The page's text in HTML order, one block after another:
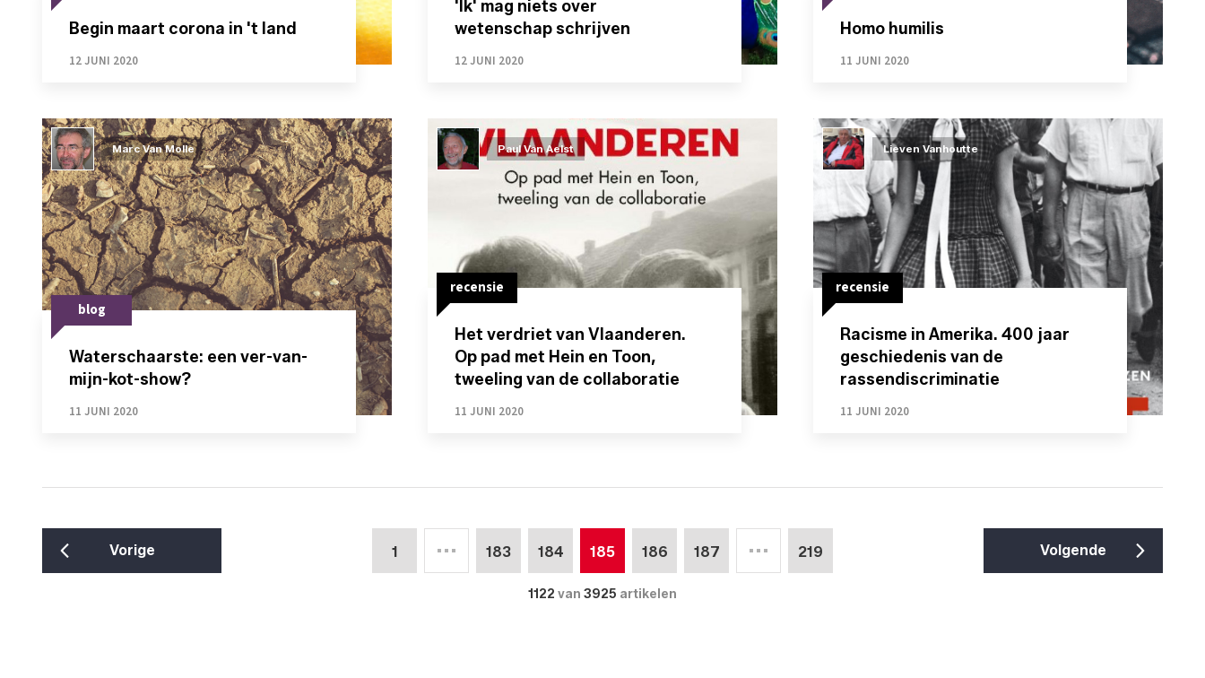
Begin maart corona in 't land
12 JUNI 2020
'Ik' mag niets over
wetenschap schrijven
12 JUNI 2020
Homo humilis
11 JUNI 2020
blog
Waterschaarste: een ver-van-
mijn-kot-show?
11 JUNI 2020
Marc Van Molle
recensie
Het verdriet van Vlaanderen.
Op pad met Hein en Toon,
tweeling van de collaboratie
11 JUNI 2020
Paul Van Aelst
recensie
Racisme in Amerika. 400 jaar
geschiedenis van de
rassendiscriminatie
11 JUNI 2020
Lieven Vanhoutte
1 183 184 185 186 187 219
1122 van 3925 artikelen
Vorige Volgende